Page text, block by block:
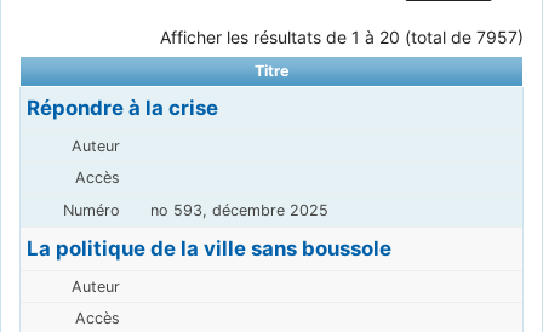
Afficher les résultats de 1 à 20 (total de 7957)
Titre
Répondre à la crise
no 593, décembre 2025
La politique de la ville sans boussole